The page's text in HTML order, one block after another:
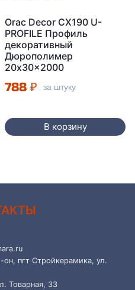
Orac Decor CX190 U-
PROFILE Профиль
декоративный
Дюрополимер
20x30x2000
788 ₽ за штуку
В корзину
пгт Стройкерамика, ул.
Товарная, 33